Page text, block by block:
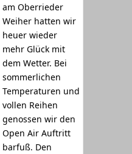
am Oberrieder
Weiher hatten wir
heuer wieder
mehr Glück mit
dem Wetter. Bei
sommerlichen
Temperaturen und
vollen Reihen
genossen wir den
Open Air Auftritt
barfuß. Den